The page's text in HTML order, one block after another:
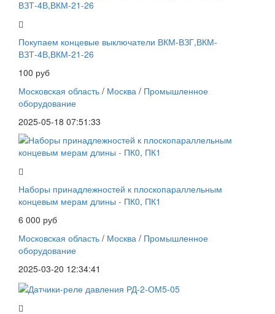
Покупаем концевые выключатели ВКМ-ВЗГ,ВКМ-
ВЗТ-4В,ВКМ-21-26
100 руб
Московская область / Москва / Промышленное
оборудование
2025-05-18 07:51:33
Наборы принадлежностей к плоскопараллельным
концевым мерам длины - ПК0, ПК1
6 000 руб
Московская область / Москва / Промышленное
оборудование
2025-03-20 12:34:41